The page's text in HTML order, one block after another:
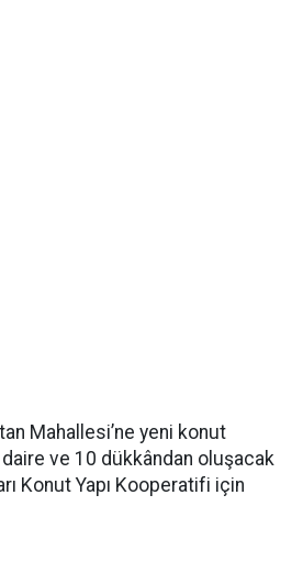
Mahallesi’ne yeni konut
daire ve 10 dükkândan oluşacak
Konut Yapı Kooperatifi için